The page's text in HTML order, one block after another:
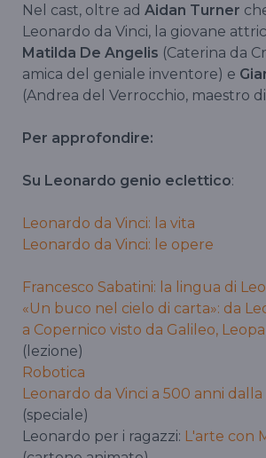
Nel cast, oltre ad Aidan Turner
Leonardo da Vinci, la giovane
Matilda De Angelis (Caterina da
amica del geniale inventore) e
(Andrea del Verrocchio, maestro
Per approfondire:
Su Leonardo genio eclettico:
Leonardo da Vinci: la vita
Leonardo da Vinci: le opere
Francesco Sabatini: la lingua di
«Un buco nel cielo di carta»: da
a Copernico visto da Galileo,
(lezione)
Robotica
Leonardo da Vinci a 500 anni
(speciale)
Leonardo per i ragazzi: L'arte con